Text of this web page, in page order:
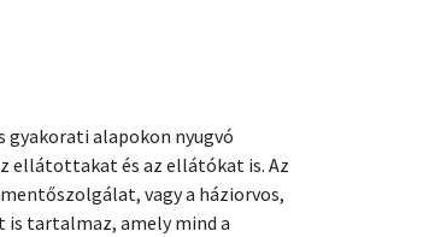
gyakorati alapokon nyugvó
ellátottakat és az ellátókat is. Az
vagy a háziorvos,
is tartalmaz, amely mind a